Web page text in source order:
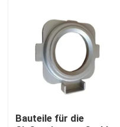
Nachrichten
Fordern Sie ein Zitat
Metallwerfende Teile
Bauteile für die